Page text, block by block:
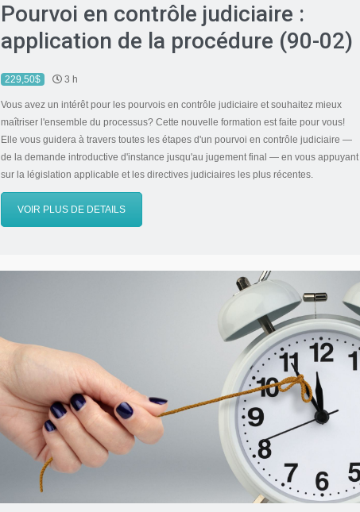
Pourvoi en contrôle judiciaire :
application de la procédure (90-02)
229,50$ 3 h
Vous avez un intérêt pour les pourvois en contrôle judiciaire et souhaitez mieux
maîtriser l'ensemble du processus? Cette nouvelle formation est faite pour vous!
Elle vous guidera à travers toutes les étapes d'un pourvoi en contrôle judiciaire —
de la demande introductive d'instance jusqu'au jugement final — en vous appuyant
sur la législation applicable et les directives judiciaires les plus récentes.
VOIR PLUS DE DETAILS